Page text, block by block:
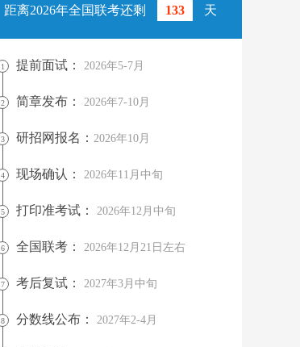
距离2026年全国联考还剩 133 天
1 提前面试： 2026年5-7月
2 简章发布： 2026年7-10月
3 研招网报名： 2026年10月
4 现场确认： 2026年11月中旬
5 打印准考试： 2026年12月中旬
6 全国联考： 2026年12月21日左右
7 考后复试： 2027年3月中旬
8 分数线公布： 2027年2-4月